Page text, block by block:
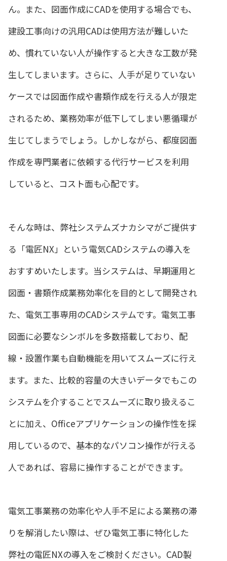
ん。また、図面作成にCADを使用する場合でも、
建設工事向けの汎用CADは使用方法が難しいた
め、慣れていない人が操作すると大きな工数が発
生してしまいます。さらに、人手が足りていない
ケースでは図面作成や書類作成を行える人が限定
されるため、業務効率が低下してしまい悪循環が
生じてしまうでしょう。しかしながら、都度図面
作成を専門業者に依頼する代行サービスを利用
していると、コスト面も心配です。
そんな時は、弊社システムズナカシマがご提供す
る「電匠NX」という電気CADシステムの導入を
おすすめいたします。当システムは、早期運用と
図面・書類作成業務効率化を目的として開発され
た、電気工事専用のCADシステムです。電気工事
図面に必要なシンボルを多数搭載しており、配
線・設置作業も自動機能を用いてスムーズに行え
ます。また、比較的容量の大きいデータでもこの
システムを介することでスムーズに取り扱えるこ
とに加え、Officeアプリケーションの操作性を採
用しているので、基本的なパソコン操作が行える
人であれば、容易に操作することができます。
電気工事業務の効率化や人手不足による業務の滞
りを解消したい際は、ぜひ電気工事に特化した
弊社の電匠NXの導入をご検討ください。CAD製